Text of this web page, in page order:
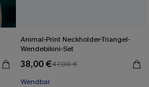
Animal-Print Neckholder-Triangel-
Wendebikini-Set
38,00 €47,00 €
Wendbar